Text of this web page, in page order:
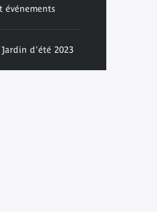
événements
Jardin d'été 2023